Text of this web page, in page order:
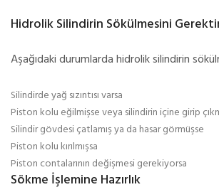
Hidrolik Silindirin Sökülmesini
Aşağıdaki durumlarda hidrolik silindirin
Silindirde yağ sızıntısı varsa
Piston kolu eğilmişse veya silindirin içine girip
Silindir gövdesi çatlamış ya da hasar görmüşse
Piston kolu kırılmışsa
Piston contalarının değişmesi gerekiyorsa
Sökme İşlemine Hazırlık